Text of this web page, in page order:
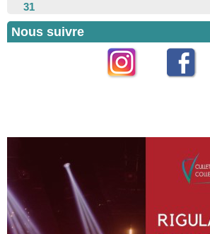
31
Nous suivre